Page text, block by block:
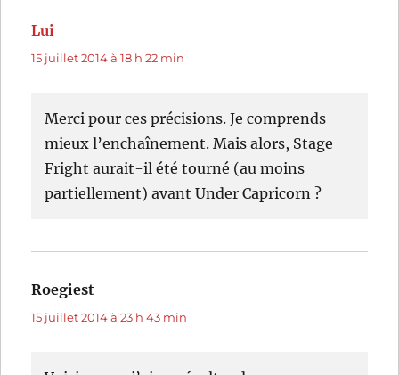
Lui
15 juillet 2014 à 18 h 22 min
Merci pour ces précisions. Je comprends
mieux l’enchaînement. Mais alors, Stage
Fright aurait-il été tourné (au moins
partiellement) avant Under Capricorn ?
Roegiest
15 juillet 2014 à 23 h 43 min